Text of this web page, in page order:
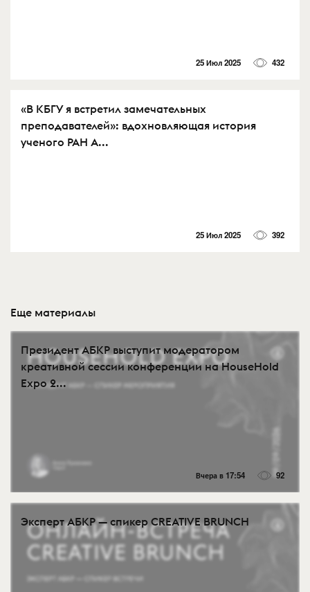
25 Июл 2025 432
«В КБГУ я встретил замечательных
преподавателей»: вдохновляющая история
ученого РАН А...
25 Июл 2025 392
Еще материалы
Президент АБКР выступит модератором
креативной сессии конференции на HouseHold
Expo 2...
Вчера в 17:54 92
Эксперт АБКР — спикер CREATIVE BRUNCH